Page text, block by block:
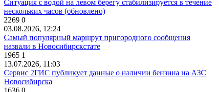
Ситуация с водой на левом берегу стабилизируется в течение
нескольких часов (обновлено)
2269 0
03.08.2026, 12:24
Самый популярный маршрут пригородного сообщения
назвали в Новосибирскстате
1965 1
13.07.2026, 11:03
Сервис 2ГИС публикует данные о наличии бензина на АЗС
Новосибирска
1636 0